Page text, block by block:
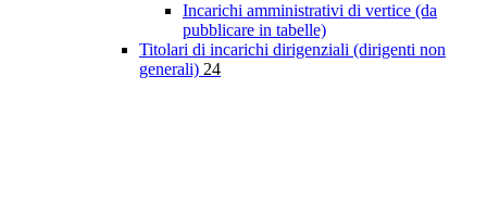
Incarichi amministrativi di vertice (da
pubblicare in tabelle)
Titolari di incarichi dirigenziali (dirigenti non
generali) 24